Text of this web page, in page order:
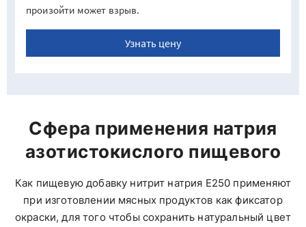
произойти может взрыв.
Узнать цену
Сфера применения натрия
азотистокислого пищевого
Как пищевую добавку нитрит натрия Е250 применяют
при изготовлении мясных продуктов как фиксатор
окраски, для того чтобы сохранить натуральный цвет